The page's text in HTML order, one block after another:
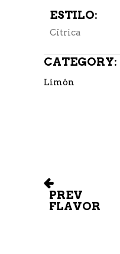
ESTILO:
Cítrica
CATEGORY:
Limón
PREV
FLAVOR